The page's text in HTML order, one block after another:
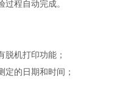
程自动完成。
机打印功能；
的日期和时间；